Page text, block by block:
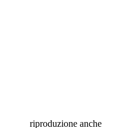
riproduzione anche